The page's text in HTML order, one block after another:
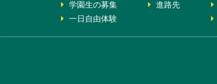
学園生の募集
一日自由体験
進路先